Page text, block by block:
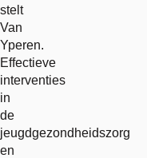
stelt
Van
Yperen.
Effectieve
interventies
in
de
jeugdgezondheidszorg
en